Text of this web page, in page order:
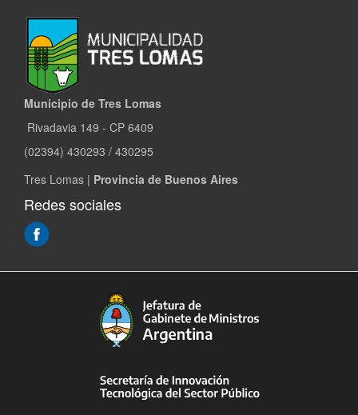
Municipio de Tres Lomas
Rivadavia 149 - CP 6409
(02394) 430293 / 430295
Tres Lomas | Provincia de Buenos Aires
Redes sociales